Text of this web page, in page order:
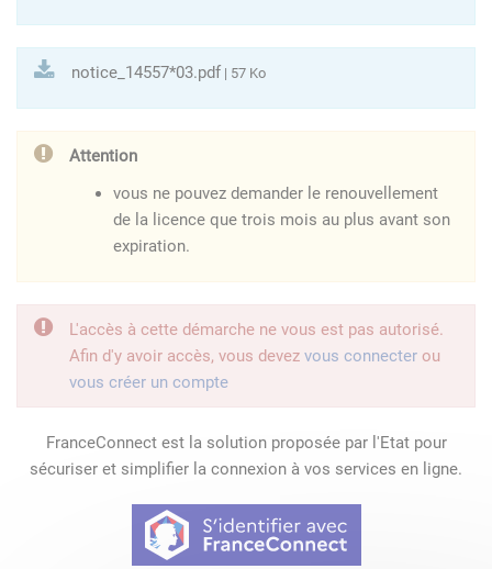
notice_14557*03.pdf | 57 Ko
Attention
vous ne pouvez demander le renouvellement
de la licence que trois mois au plus avant son
expiration.
L'accès à cette démarche ne vous est pas autorisé.
Afin d'y avoir accès, vous devez vous connecter ou
vous créer un compte
FranceConnect est la solution proposée par l'Etat pour
sécuriser et simplifier la connexion à vos services en ligne.